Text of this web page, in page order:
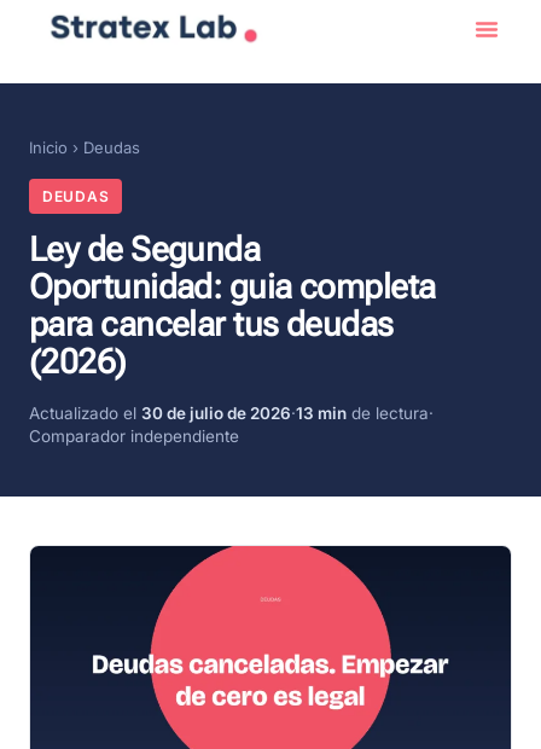
Inicio › Deudas
DEUDAS
Ley de Segunda
Oportunidad: guia completa
para cancelar tus deudas
(2026)
Actualizado el 30 de julio de 2026·13 min de lectura·
Comparador independiente